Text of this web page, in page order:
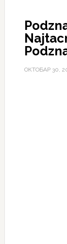
ОКТОБАР 30,